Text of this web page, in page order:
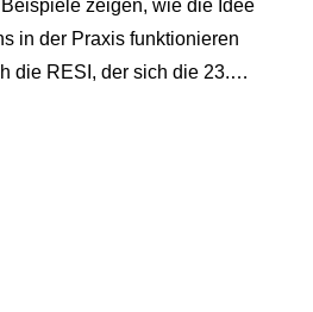
Beispiele zeigen, wie die Idee
in der Praxis funktionieren
die RESI, der sich die 23.…